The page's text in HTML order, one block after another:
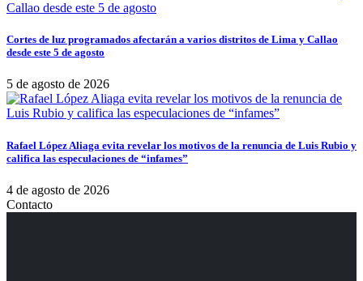
Cortes de luz programados afectarán a varios distritos de Lima y Callao
desde este 5 de agosto
5 de agosto de 2026
Rafael López Aliaga evita revelar los motivos de la renuncia de Luis Rubio y
califica las especulaciones de “infames”
4 de agosto de 2026
Contacto